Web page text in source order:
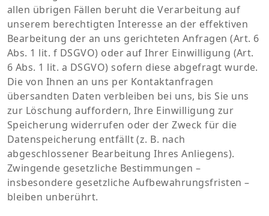
allen übrigen Fällen beruht die Verarbeitung auf
unserem berechtigten Interesse an der effektiven
Bearbeitung der an uns gerichteten Anfragen (Art. 6
Abs. 1 lit. f DSGVO) oder auf Ihrer Einwilligung (Art.
6 Abs. 1 lit. a DSGVO) sofern diese abgefragt wurde.
Die von Ihnen an uns per Kontaktanfragen
übersandten Daten verbleiben bei uns, bis Sie uns
zur Löschung auffordern, Ihre Einwilligung zur
Speicherung widerrufen oder der Zweck für die
Datenspeicherung entfällt (z. B. nach
abgeschlossener Bearbeitung Ihres Anliegens).
Zwingende gesetzliche Bestimmungen –
insbesondere gesetzliche Aufbewahrungsfristen –
bleiben unberührt.